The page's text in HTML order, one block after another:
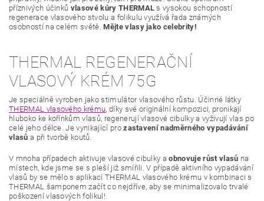
příznivých účinků vlasové kúry THERMAL s vysokou schopností
regenerace vlasového stvolu a folikulu využívá řada známých
osobností na celém světě.Mějte vlasy jako celebrity!
THERMAL REGENERAČNÍ
VLASOVÝ KRÉM 75G
Je speciálně vyroben jako stimulátor vlasového růstu. Účinné látky
THERMAL vlasového krému, díky své originální kompozici, pronikají
hluboko ke kořínkům vlasů, regenerují vlasové cibulky a vyživují vlas po
celé jeho délce. Je vynikající prozastavení nadměrného vypadávání
vlasů a při tvorbě koutů.
V mnoha případech aktivuje vlasové cibulky aobnovuje růst vlasů na
místech, kde jsme se s pleší již smířili. V případě aktivního vypadávání
vlasů by se mělo s aplikací THERMAL vlasového krému v kombinaci s
THERMAL šamponem začít co nejdříve, aby se minimalizovalo trvalé
poškození vlasových folikul!